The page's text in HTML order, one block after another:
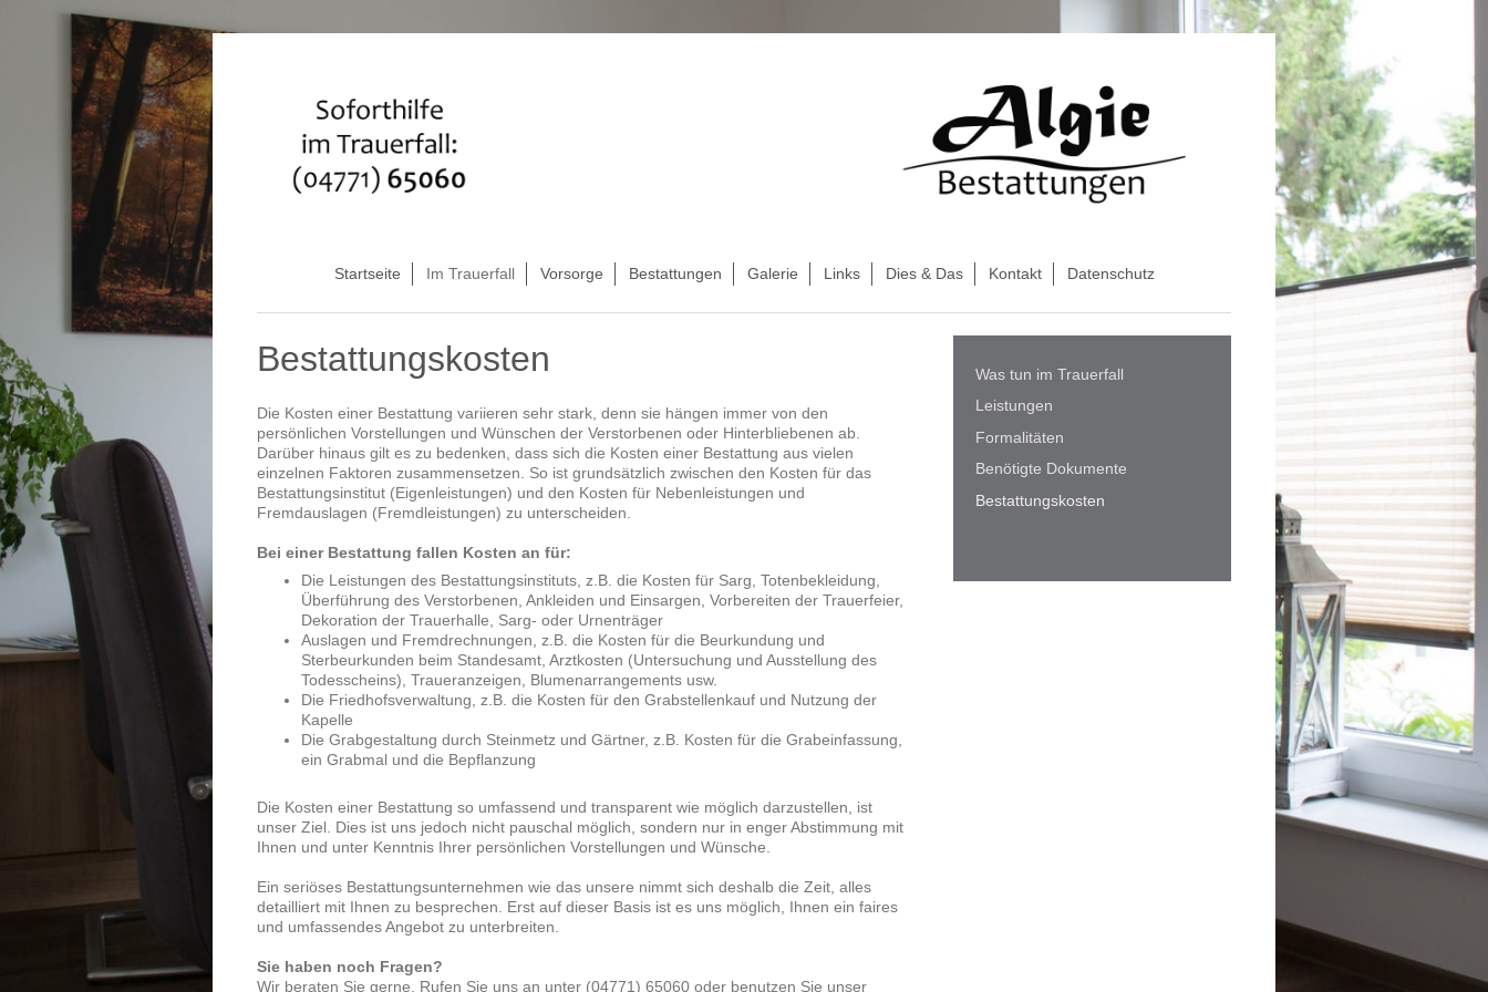
Startseite Im Trauerfall Vorsorge Bestattungen Galerie Links Dies & Das Kontakt Datenschutz
Bestattungskosten
Die Kosten einer Bestattung variieren sehr stark, denn sie hängen immer von den
persönlichen Vorstellungen und Wünschen der Verstorbenen oder Hinterbliebenen ab.
Darüber hinaus gilt es zu bedenken, dass sich die Kosten einer Bestattung aus vielen
einzelnen Faktoren zusammensetzen. So ist grundsätzlich zwischen den Kosten für das
Bestattungsinstitut (Eigenleistungen) und den Kosten für Nebenleistungen und
Fremdauslagen (Fremdleistungen) zu unterscheiden.
Bei einer Bestattung fallen Kosten an für:
Die Leistungen des Bestattungsinstituts, z.B. die Kosten für Sarg, Totenbekleidung,
Überführung des Verstorbenen, Ankleiden und Einsargen, Vorbereiten der Trauerfeier,
Dekoration der Trauerhalle, Sarg- oder Urnenträger
Auslagen und Fremdrechnungen, z.B. die Kosten für die Beurkundung und
Sterbeurkunden beim Standesamt, Arztkosten (Untersuchung und Ausstellung des
Todesscheins), Traueranzeigen, Blumenarrangements usw.
Die Friedhofsverwaltung, z.B. die Kosten für den Grabstellenkauf und Nutzung der
Kapelle
Die Grabgestaltung durch Steinmetz und Gärtner, z.B. Kosten für die Grabeinfassung,
ein Grabmal und die Bepflanzung
Die Kosten einer Bestattung so umfassend und transparent wie möglich darzustellen, ist
unser Ziel. Dies ist uns jedoch nicht pauschal möglich, sondern nur in enger Abstimmung mit
Ihnen und unter Kenntnis Ihrer persönlichen Vorstellungen und Wünsche.
Ein seriöses Bestattungsunternehmen wie das unsere nimmt sich deshalb die Zeit, alles
detailliert mit Ihnen zu besprechen. Erst auf dieser Basis ist es uns möglich, Ihnen ein faires
und umfassendes Angebot zu unterbreiten.
Sie haben noch Fragen?
Wir beraten Sie gerne. Rufen Sie uns an unter (04771) 65060 oder benutzen Sie unser
Was tun im Trauerfall
Leistungen
Formalitäten
Benötigte Dokumente
Bestattungskosten